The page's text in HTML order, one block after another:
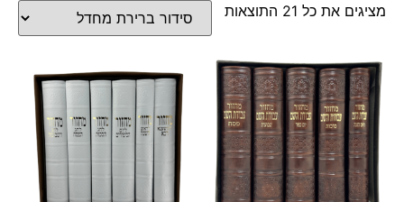
מציגים את כל ⁦21⁩ התוצאות